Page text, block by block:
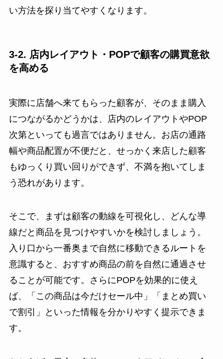
い方法を探り当てやすくなります。
3-2. 店内レイアウト・POPで顧客の購買意欲
を高める
実際に店舗へ来てもらった顧客が、そのまま購入
につながるかどうかは、店内のレイアウトやPOP
次第といっても過言ではありません。お店の通路
幅や商品配置が不便だと、せっかく来店した顧客
もゆっくり買い回りができず、不満を抱いてしま
う恐れがあります。
そこで、まずは顧客の動線を可視化し、どんな導
線だと商品を見つけやすいかを検討しましょう。
入り口から一番奥まで自然に移動できるルートを
意識すると、おすすめ商品の前を自然に通過させ
ることが可能です。さらにPOPを効果的に使え
ば、「この商品は今だけセール中」「まとめ買い
で割引」といった情報を分かりやすく提示できま
す。